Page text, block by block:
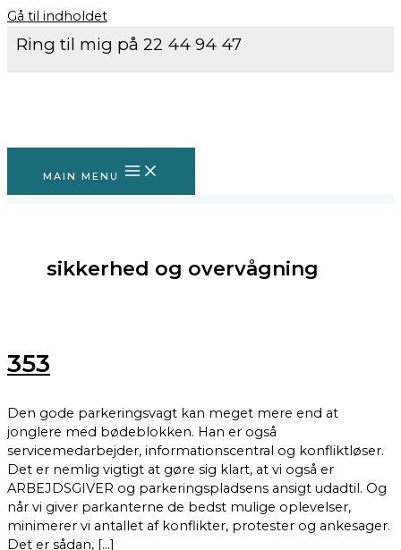
Gå til indholdet
Ring til mig på 22 44 94 47
MAIN MENU
sikkerhed og overvågning
353
Den gode parkeringsvagt kan meget mere end at
jonglere med bødeblokken. Han er også
servicemedarbejder, informationscentral og konfliktløser.
Det er nemlig vigtigt at gøre sig klart, at vi også er
ARBEJDSGIVER og parkeringspladsens ansigt udadtil. Og
når vi giver parkanterne de bedst mulige oplevelser,
minimerer vi antallet af konflikter, protester og ankesager.
Det er sådan, […]